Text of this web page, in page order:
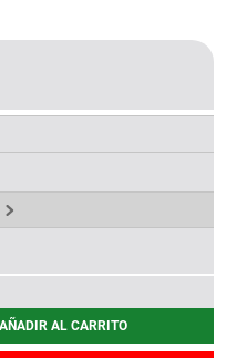
AÑADIR AL CARRITO